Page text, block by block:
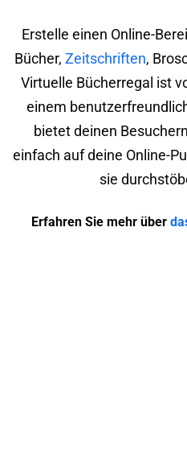
Erstelle einen Online-
Bücher, Zeitschriften,
Virtuelle Bücherregal ist
einem
bietet deinen
einfach auf deine Online-
sie
Erfahren Sie mehr über